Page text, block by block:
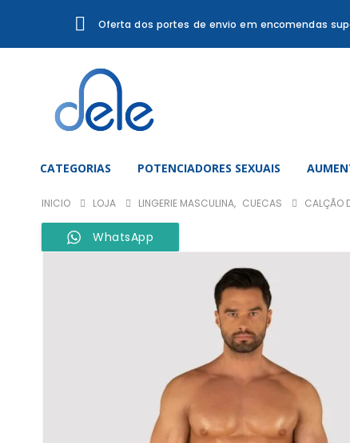
Oferta dos portes de envio em encomendas
CATEGORIAS POTENCIADORES SEXUAIS
INICIO LOJA LINGERIE MASCULINA, CUECAS CALÇÃO
WhatsApp